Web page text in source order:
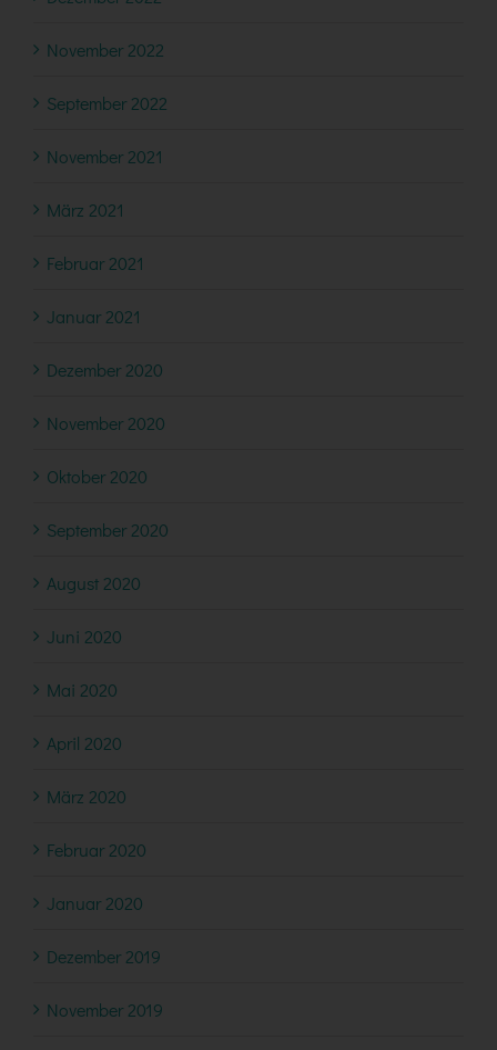
November 2022
September 2022
November 2021
März 2021
Februar 2021
Januar 2021
Dezember 2020
November 2020
Oktober 2020
September 2020
August 2020
Juni 2020
Mai 2020
April 2020
März 2020
Februar 2020
Januar 2020
Dezember 2019
November 2019